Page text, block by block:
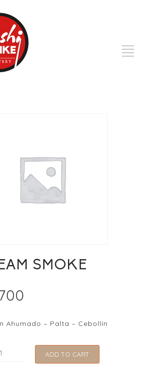
SMOKE
Ahumado – Palta – Cebollín
ADD TO CART